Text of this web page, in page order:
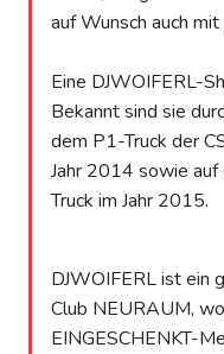
auf Wunsch auch
Eine DJWOIFERL-
Bekannt sind sie
dem P1-Truck der
Jahr 2014 sowie
Truck im Jahr 2015.
DJWOIFERL ist ein
Club NEURAUM,
EINGESCHENKT-